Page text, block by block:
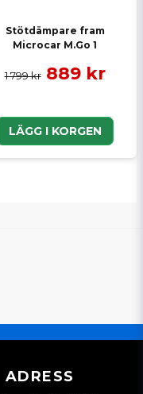
Stötdämpare fram
Microcar M.Go 1
1 799 kr 889 kr
LÄGG I KORGEN
ADRESS